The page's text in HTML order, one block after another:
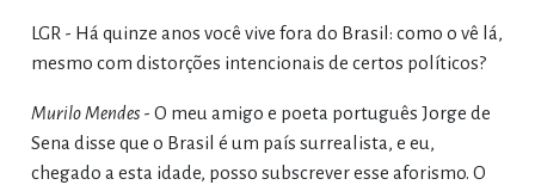
LGR - Há quinze anos você vive fora do Brasil: como o vê lá,
mesmo com distorções intencionais de certos políticos?
Murilo Mendes- O meu amigo e poeta português Jorge de
Sena disse que o Brasil é um país surrealista, e eu,
chegado a esta idade, posso subscrever esse aforismo. O